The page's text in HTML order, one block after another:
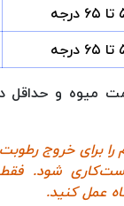
میوه و حداقل
را برای خروج
شود.
عمل کنید.